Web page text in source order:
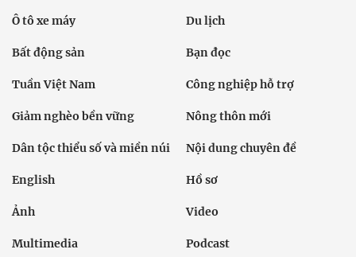
Ô tô xe máy Du lịch
Bất động sản Bạn đọc
Tuần Việt Nam Công nghiệp hỗ trợ
Giảm nghèo bền vững Nông thôn mới
Dân tộc thiểu số và miền núi Nội dung chuyên đề
English Hồ sơ
Ảnh Video
Multimedia Podcast